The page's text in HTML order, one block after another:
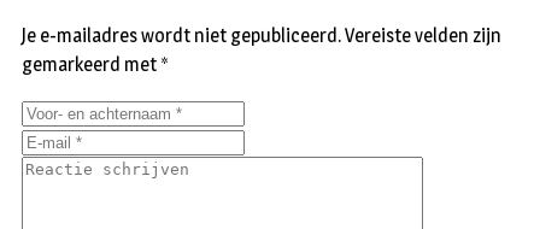
Je e-mailadres wordt niet gepubliceerd.Vereiste velden zijn
gemarkeerd met *